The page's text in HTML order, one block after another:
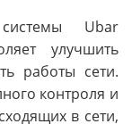
Ubar
улучшить
работы сети.
контроля и
в сети,